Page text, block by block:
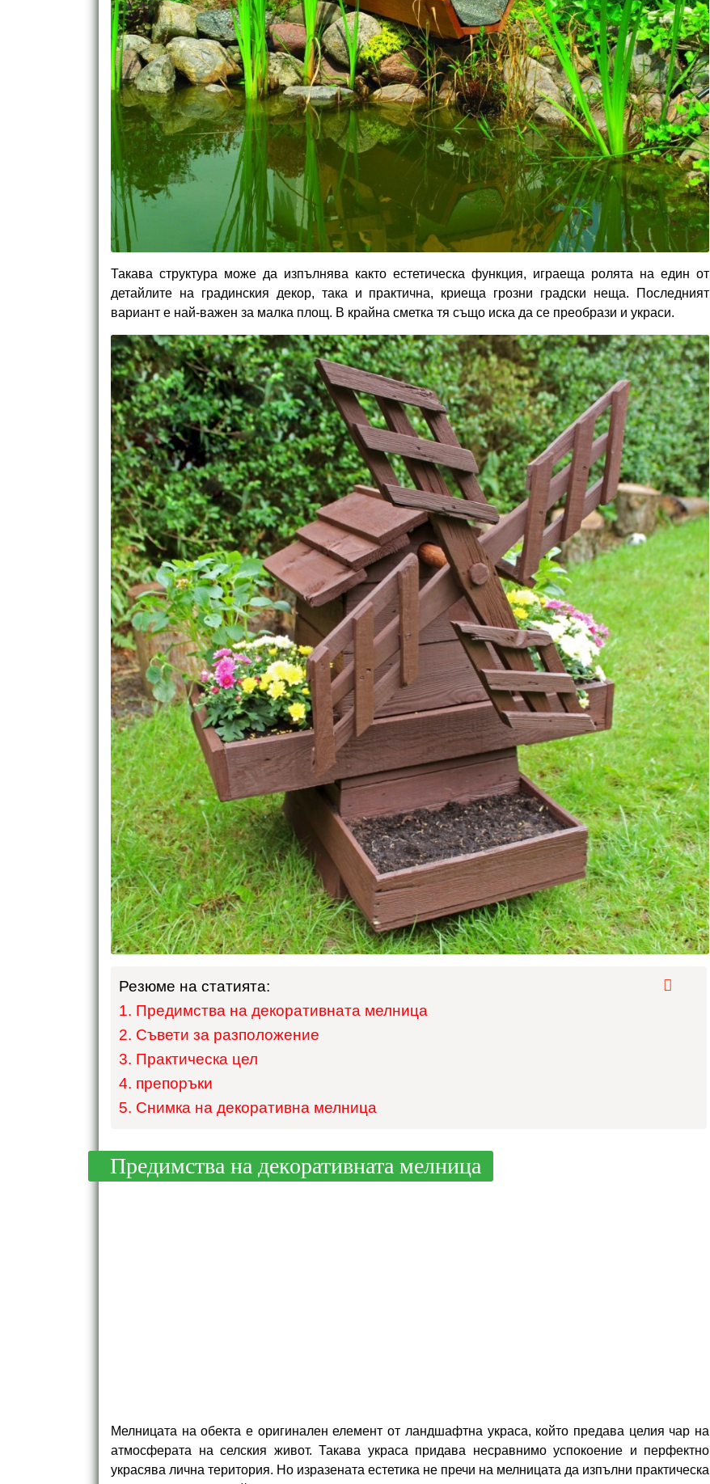
Такава структура може да изпълнява както естетическа функция, играеща ролята на един от
детайлите на градинския декор, така и практична, криеща грозни градски неща. Последният
вариант е най-важен за малка площ. В крайна сметка тя също иска да се преобрази и украси.
Резюме на статията:
Предимства на декоративната мелница
Съвети за разположение
Практическа цел
препоръки
Снимка на декоративна мелница
Предимства на декоративната мелница
Мелницата на обекта е оригинален елемент от ландшафтна украса, който предава целия чар на
атмосферата на селския живот. Такава украса придава несравнимо успокоение и перфектно
украсява лична територия. Но изразената естетика не пречи на мелницата да изпълни практическа